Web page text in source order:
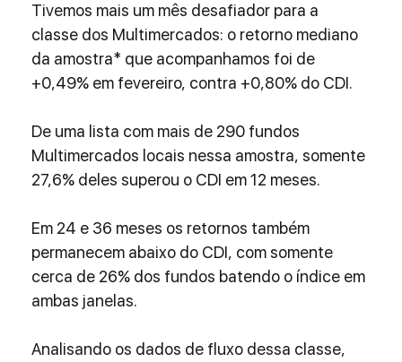
Tivemos mais um mês desafiador para a
classe dos Multimercados: o retorno mediano
da amostra* que acompanhamos foi de
+0,49% em fevereiro, contra +0,80% do CDI.
De uma lista com mais de 290 fundos
Multimercados locais nessa amostra, somente
27,6% deles superou o CDI em 12 meses.
Em 24 e 36 meses os retornos também
permanecem abaixo do CDI, com somente
cerca de 26% dos fundos batendo o índice em
ambas janelas.
Analisando os dados de fluxo dessa classe,